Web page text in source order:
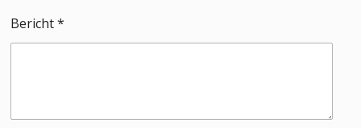
Bericht *